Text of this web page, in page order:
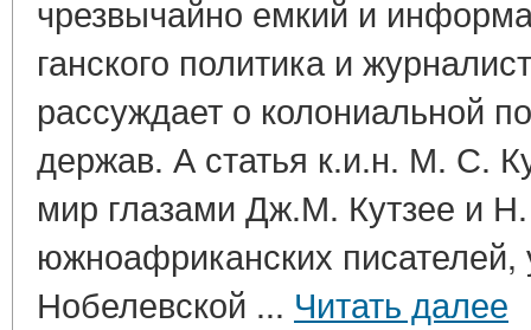
чрезвычайно емкий и
ганского политика и
рассуждает о колониальной
держав. А статья к.и.н. М. С.
мир глазами Дж.М. Кутзее и
южноафриканских писателей,
Нобелевской ... Читать далее